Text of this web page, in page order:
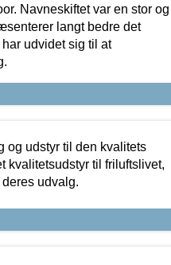
Navneskiftet var en stor og
langt bedre det
udvidet sig til at
og udstyr til den kvalitets
kvalitetsudstyr til friluftslivet,
udvalg.